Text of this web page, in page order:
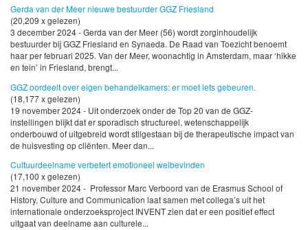
Gerda van der Meer nieuwe bestuurder GGZ Friesland
(20,209 x gelezen)
3 december 2024 - Gerda van der Meer (56) wordt zorginhoudelijk
bestuurder bij GGZ Friesland en Synaeda. De Raad van Toezicht benoemt
haar per februari 2025. Van der Meer, woonachtig in Amsterdam, maar ‘hikke
en tein’ in Friesland, brengt...
GGZ oordeelt over eigen behandelkamers: er moet iets gebeuren.
(18,177 x gelezen)
19 november 2024 - Uit onderzoek onder de Top 20 van de GGZ-
instellingen blijkt dat er sporadisch structureel, wetenschappelijk
onderbouwd of uitgebreid wordt stilgestaan bij de therapeutische impact van
de huisvesting op cliënten. Meer dan...
Cultuurdeelname verbetert emotioneel welbevinden
(17,100 x gelezen)
21 november 2024 - Professor Marc Verboord van de Erasmus School of
History, Culture and Communication laat samen met collega’s uit het
internationale onderzoeksproject INVENT zien dat er een positief effect
uitgaat van deelname aan culturele...